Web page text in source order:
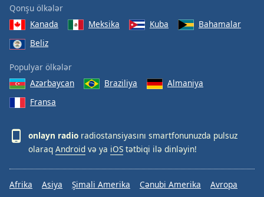
Done
Close
Modal
End
dialog
window.
Qonşu ölkələr
Kanada
Meksika Kuba
Bahamalar
Beliz
Populyar ölkələr
Azərbaycan
Braziliya
Almaniya
Fransa
onlayn radio radiostansiyasını smartfonunuzda pulsuz
olaraq Android və ya iOS tətbiqi ilə dinləyin!
Afrika Asiya Şimali Amerika Cənubi Amerika
Avropa